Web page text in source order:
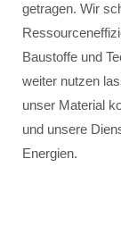
getragen. Wir
Baustoffe und
weiter nutzen
unser Material
und unsere
Energien.